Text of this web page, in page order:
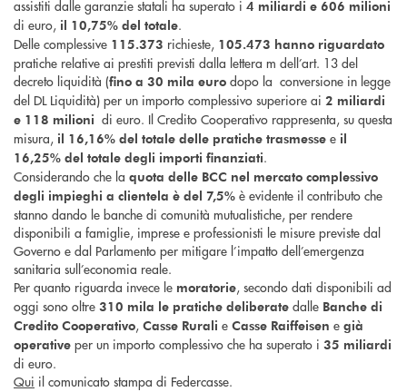
assistiti dalle garanzie statali ha superato i 4 miliardi e 606 milioni
di euro, il 10,75% del totale.
Delle complessive 115.373 richieste, 105.473 hanno riguardato
pratiche relative ai prestiti previsti dalla lettera m dell’art. 13 del
decreto liquidità (fino a 30 mila euro dopo la conversione in legge
del DL Liquidità) per un importo complessivo superiore ai 2 miliardi
e 118 milioni di euro. Il Credito Cooperativo rappresenta, su questa
misura, il 16,16% del totale delle pratiche trasmesse e il
16,25% del totale degli importi finanziati.
Considerando che la quota delle BCC nel mercato complessivo
degli impieghi a clientela è del 7,5% è evidente il contributo che
stanno dando le banche di comunità mutualistiche, per rendere
disponibili a famiglie, imprese e professionisti le misure previste dal
Governo e dal Parlamento per mitigare l’impatto dell’emergenza
sanitaria sull’economia reale.
Per quanto riguarda invece le moratorie, secondo dati disponibili ad
oggi sono oltre 310 mila le pratiche deliberate dalle Banche di
Credito Cooperativo, Casse Rurali e Casse Raiffeisen e già
operative per un importo complessivo che ha superato i 35 miliardi
di euro.
Qui il comunicato stampa di Federcasse.